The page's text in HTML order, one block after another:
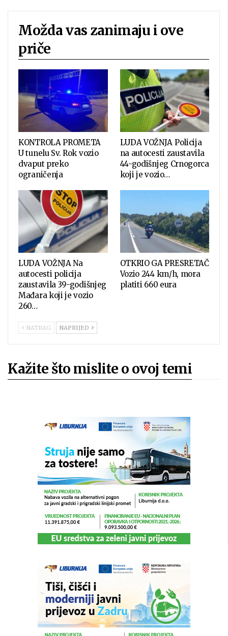
Možda vas zanimaju i ove
priče
KONTROLA PROMETA
U tunelu Sv. Rok vozio
dvaput preko
ograničenja
LUDA VOŽNJA Policija
na autocesti zaustavila
44-godišnjeg Crnogorca
koji je vozio…
LUDA VOŽNJA Na
autocesti policija
zaustavila 39-godišnjeg
Mađara koji je vozio
260…
OTKRIO GA PRESRETAČ
Vozio 244 km/h, mora
platiti 660 eura
NATRAG NAPRIJED
Kažite što mislite o ovoj temi